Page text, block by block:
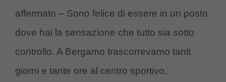
affermato – Sono felice di essere in un posto
dove hai la sensazione che tutto sia sotto
controllo. A Bergamo trascorrevamo tanti
giorni e tante ore al centro sportivo,